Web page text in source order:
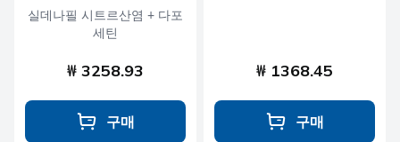
실데나필 시트르산염 + 다포
세틴
₩ 3258.93
구매
₩ 1368.45
구매